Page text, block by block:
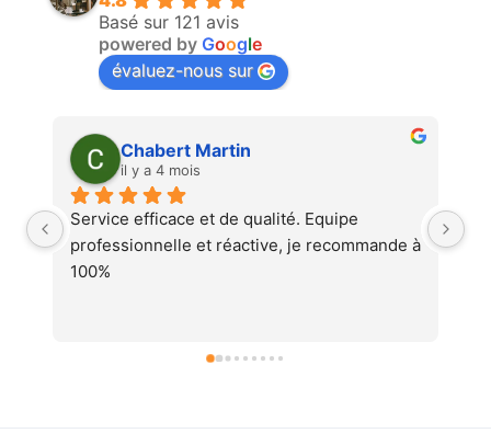
Basé sur 121 avis
powered by Google
évaluez-nous sur
Martin Faliu
il y a 4 mois
Service au top, devis ultra rapide et
cohérent, équipes professionnelles et
soignéesJe recommande !